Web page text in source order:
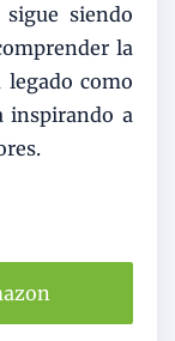
siendo
la
legado como
inspirando a